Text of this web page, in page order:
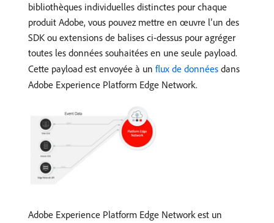
bibliothèques individuelles distinctes pour chaque
produit Adobe, vous pouvez mettre en œuvre l’un des
SDK ou extensions de balises ci-dessus pour agréger
toutes les données souhaitées en une seule payload.
Cette payload est envoyée à un flux de données dans
Adobe Experience Platform Edge Network.
Adobe Experience Platform Edge Network est un